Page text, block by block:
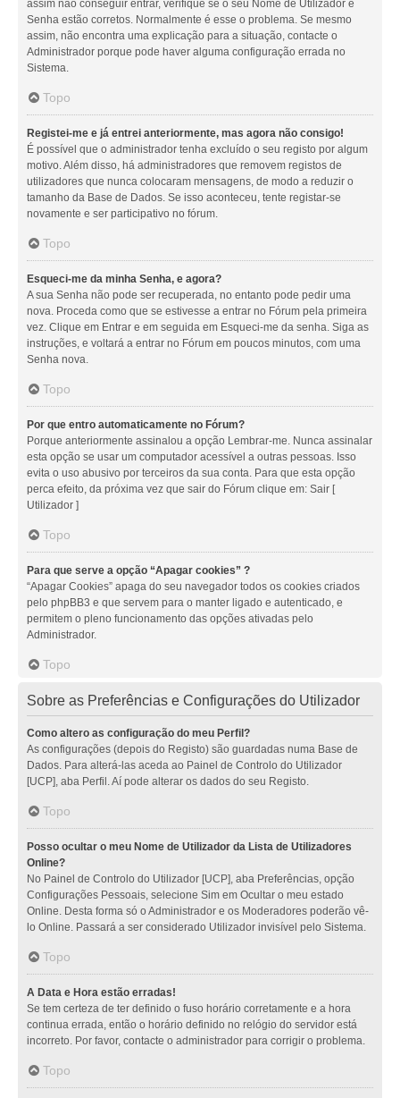
assim não conseguir entrar, verifique se o seu Nome de Utilizador e
Senha estão corretos. Normalmente é esse o problema. Se mesmo
assim, não encontra uma explicação para a situação, contacte o
Administrador porque pode haver alguma configuração errada no
Sistema.
Topo
Registei-me e já entrei anteriormente, mas agora não consigo!
É possível que o administrador tenha excluído o seu registo por algum
motivo. Além disso, há administradores que removem registos de
utilizadores que nunca colocaram mensagens, de modo a reduzir o
tamanho da Base de Dados. Se isso aconteceu, tente registar-se
novamente e ser participativo no fórum.
Topo
Esqueci-me da minha Senha, e agora?
A sua Senha não pode ser recuperada, no entanto pode pedir uma
nova. Proceda como que se estivesse a entrar no Fórum pela primeira
vez. Clique em Entrar e em seguida em Esqueci-me da senha. Siga as
instruções, e voltará a entrar no Fórum em poucos minutos, com uma
Senha nova.
Topo
Por que entro automaticamente no Fórum?
Porque anteriormente assinalou a opção Lembrar-me. Nunca assinalar
esta opção se usar um computador acessível a outras pessoas. Isso
evita o uso abusivo por terceiros da sua conta. Para que esta opção
perca efeito, da próxima vez que sair do Fórum clique em: Sair [
Utilizador ]
Topo
Para que serve a opção “Apagar cookies” ?
“Apagar Cookies” apaga do seu navegador todos os cookies criados
pelo phpBB3 e que servem para o manter ligado e autenticado, e
permitem o pleno funcionamento das opções ativadas pelo
Administrador.
Topo
Sobre as Preferências e Configurações do Utilizador
Como altero as configuração do meu Perfil?
As configurações (depois do Registo) são guardadas numa Base de
Dados. Para alterá-las aceda ao Painel de Controlo do Utilizador
[UCP], aba Perfil. Aí pode alterar os dados do seu Registo.
Topo
Posso ocultar o meu Nome de Utilizador da Lista de Utilizadores
Online?
No Painel de Controlo do Utilizador [UCP], aba Preferências, opção
Configurações Pessoais, selecione Sim em Ocultar o meu estado
Online. Desta forma só o Administrador e os Moderadores poderão vê-
lo Online. Passará a ser considerado Utilizador invisível pelo Sistema.
Topo
A Data e Hora estão erradas!
Se tem certeza de ter definido o fuso horário corretamente e a hora
continua errada, então o horário definido no relógio do servidor está
incorreto. Por favor, contacte o administrador para corrigir o problema.
Topo